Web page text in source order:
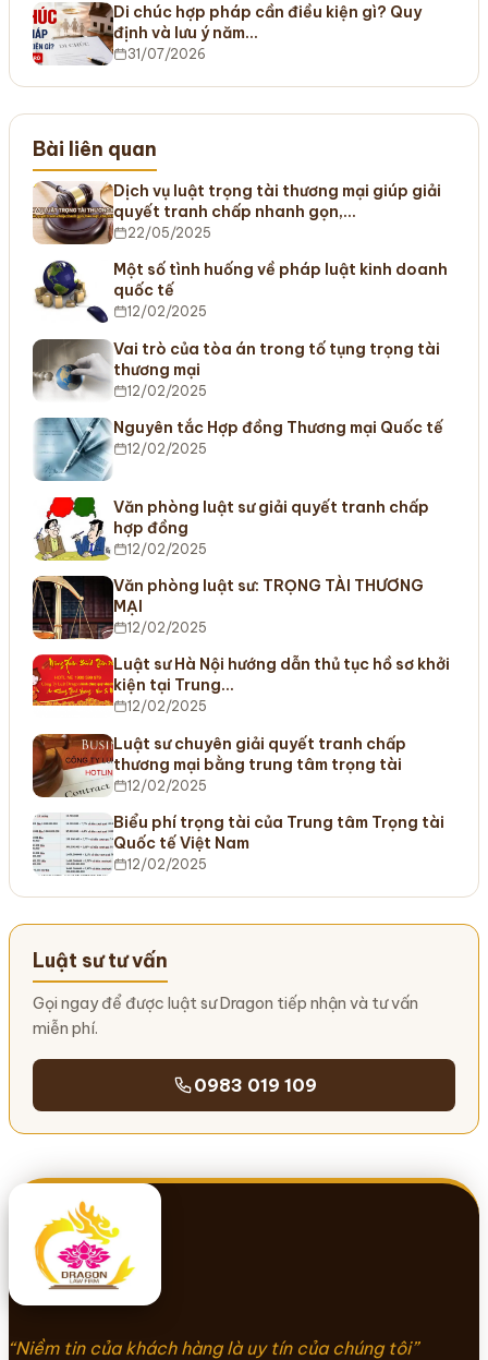
Di chúc hợp pháp cần điều kiện gì? Quy
định và lưu ý năm…
31/07/2026
Bài liên quan
Dịch vụ luật trọng tài thương mại giúp giải
quyết tranh chấp nhanh gọn,…
22/05/2025
Một số tình huống về pháp luật kinh doanh
quốc tế
12/02/2025
Vai trò của tòa án trong tố tụng trọng tài
thương mại
12/02/2025
Nguyên tắc Hợp đồng Thương mại Quốc tế
12/02/2025
Văn phòng luật sư giải quyết tranh chấp
hợp đồng
12/02/2025
Văn phòng luật sư: TRỌNG TÀI THƯƠNG
MẠI
12/02/2025
Luật sư Hà Nội hướng dẫn thủ tục hồ sơ khởi
kiện tại Trung…
12/02/2025
Luật sư chuyên giải quyết tranh chấp
thương mại bằng trung tâm trọng tài
12/02/2025
Biểu phí trọng tài của Trung tâm Trọng tài
Quốc tế Việt Nam
12/02/2025
Luật sư tư vấn
Gọi ngay để được luật sư Dragon tiếp nhận và tư vấn
miễn phí.
0983 019 109
“Niềm tin của khách hàng là uy tín của chúng tôi”